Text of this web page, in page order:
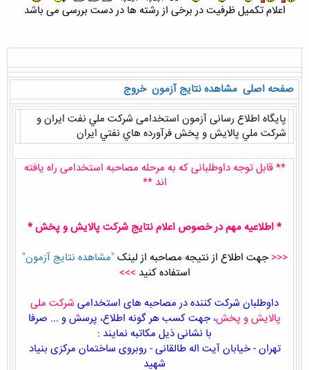
اعلام تکمیل ظرفیت در برخی از رشته ها در دست بررسی می باشد
صفحه اصلی مشاهده نتایج آزمون خروج
پایگاه اطلاع رسانی آزمون استخدامی شركت ملي نفت ايران و
شركت ملي پالايش و پخش فرآورده هاي نفتي ايران
** قابل توجه داوطلبانی که به مرحله مصاحبه استخدامی راه یافته
اند **
* اطلاعیه مهم در خصوص اعلام نتایج شركت پالایش و پخش *
<<<جهت اطلاع از نتیجه مصاحبه از لینک"مشاهده نتایج آزمون"
استفاده کنید >>>
داوطلبان شرکت کننده در مصاحبه های استخدامی شرکت ملی
پالایش و پخش، جهت کسب هر گونه اطلاع، پرسش و ... صرفا
با نشانی ذیل مکاتبه نمايند :
تهران - خیابان آیت اله طالقانی - روبروی ساختمان مرکزی بنیاد
شهید